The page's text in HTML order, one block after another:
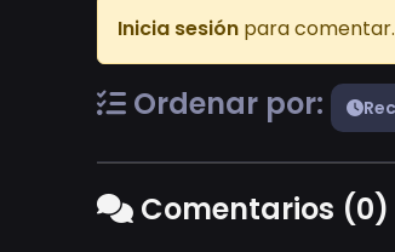
Inicia sesión para comentar.
Ordenar por:
Comentarios (0)